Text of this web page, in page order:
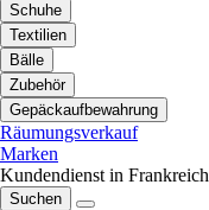
Schuhe
Textilien
Bälle
Zubehör
Gepäckaufbewahrung
Räumungsverkauf
Marken
Kundendienst in Frankreich
Suchen